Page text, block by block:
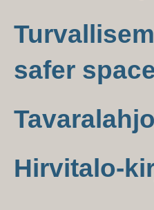
safer
Hirvitalo-